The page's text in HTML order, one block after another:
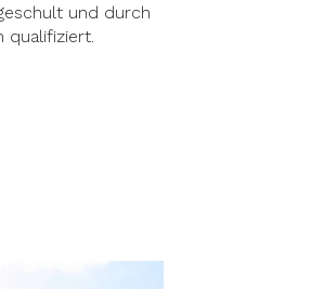
und durch
qualifiziert.